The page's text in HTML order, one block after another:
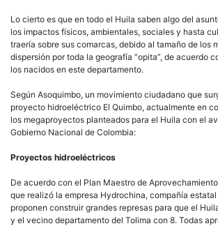
Lo cierto es que en todo el Huila saben algo del
los impactos físicos, ambientales, sociales y hasta
traería sobre sus comarcas, debido al tamaño de los
dispersión por toda la geografía “opita”, de acuerdo
los nacidos en este departamento.
Según Asoquimbo, un movimiento ciudadano que
proyecto hidroeléctrico El Quimbo, actualmente en
los megaproyectos planteados para el Huila con el
Gobierno Nacional de Colombia:
Proyectos hidroeléctricos
De acuerdo con el Plan Maestro de
que realizó la empresa Hydrochina, compañía estatal
proponen construir grandes represas para que el
y el vecino departamento del Tolima con 8. Todas